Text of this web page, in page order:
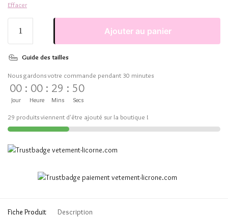
Effacer
Ajouter au panier
Guide des tailles
Nous gardons votre commande pendant 30 minutes
00
Jour
: 00
Heure
: 29
Mins
: 50
Secs
29 produits viennent d'être ajouté sur la boutique !
Fiche Produit Description